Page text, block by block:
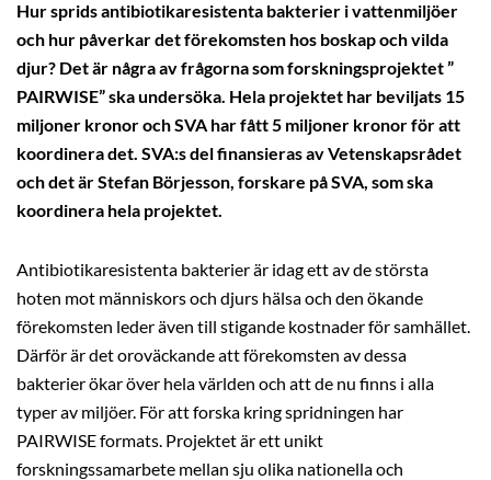
Hur sprids antibiotikaresistenta bakterier i vattenmiljöer
och hur påverkar det förekomsten hos boskap och vilda
djur? Det är några av frågorna som forskningsprojektet ”
PAIRWISE” ska undersöka. Hela projektet har beviljats 15
miljoner kronor och SVA har fått 5 miljoner kronor för att
koordinera det. SVA:s del finansieras av Vetenskapsrådet
och det är Stefan Börjesson, forskare på SVA, som ska
koordinera hela projektet.
Antibiotikaresistenta bakterier är idag ett av de största
hoten mot människors och djurs hälsa och den ökande
förekomsten leder även till stigande kostnader för samhället.
Därför är det oroväckande att förekomsten av dessa
bakterier ökar över hela världen och att de nu finns i alla
typer av miljöer. För att forska kring spridningen har
PAIRWISE formats. Projektet är ett unikt
forskningssamarbete mellan sju olika nationella och